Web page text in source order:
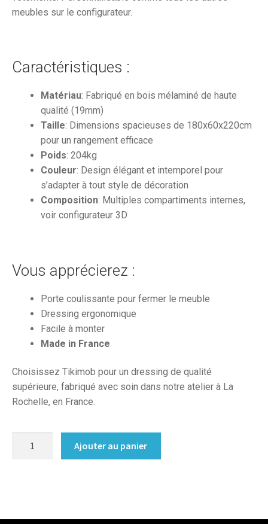
meubles sur le configurateur.
Caractéristiques :
Matériau: Fabriqué en bois mélaminé de haute
qualité (19mm)
Taille: Dimensions spacieuses de 180x60x220cm
pour un rangement efficace
Poids: 204kg
Couleur: Design élégant et intemporel pour
s’adapter à tout style de décoration
Composition: Multiples compartiments internes,
voir configurateur 3D
Vous apprécierez :
Porte coulissante pour fermer le meuble
Dressing ergonomique
Facile à monter
Made in France
Choisissez Tikimob pour un dressing de qualité
supérieure, fabriqué avec soin dans notre atelier à La
Rochelle, en France.
Ajouter au panier